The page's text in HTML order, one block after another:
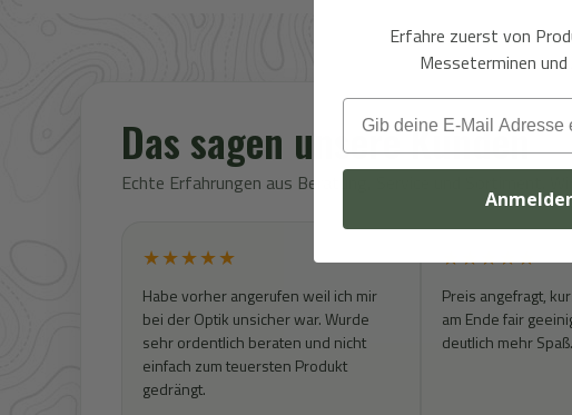
Das sagen unsere Kunden
Echte Erfahrungen aus Beratung, Service und Sortiment.
★★★★★
Habe vorher angerufen weil ich mir
bei der Optik unsicher war. Wurde
sehr ordentlich beraten und nicht
einfach zum teuersten Produkt
gedrängt.
★★★★★
Preis angefragt,
am Ende fair
deutlich mehr Spaß.
Erfahre zuerst von
Messeterminen
Email